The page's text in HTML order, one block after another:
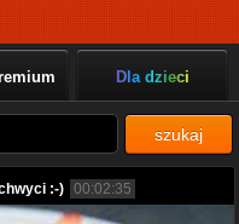
Dla dzieci
szukaj
:-) 00:02:35